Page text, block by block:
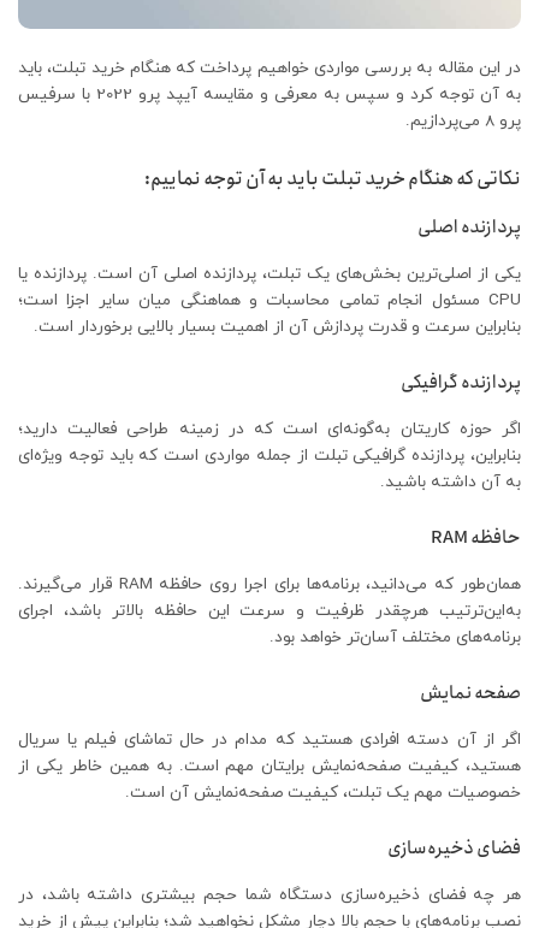
در این مقاله به بررسی مواردی خواهیم پرداخت که هنگام خرید تبلت، باید
به آن توجه کرد و سپس به معرفی و مقایسه آیپد پرو 2022 با سرفیس
پرو 8 می‌پردازیم.
نکاتی که هنگام خرید تبلت باید به آن توجه نماییم:
پردازنده اصلی
یکی از اصلی‌ترین بخش‌های یک تبلت، پردازنده اصلی آن است. پردازنده یا
CPU مسئول انجام تمامی محاسبات و هماهنگی میان سایر اجزا است؛
بنابراین سرعت و قدرت پردازش آن از اهمیت بسیار بالایی برخوردار است.
پردازنده گرافیکی
اگر حوزه کاریتان به‌گونه‌ای است که در زمینه طراحی فعالیت دارید؛
بنابراین، پردازنده گرافیکی تبلت از جمله مواردی است که باید توجه ویژه‌ای
به آن داشته باشید.
حافظه RAM
همان‌طور که می‌دانید، برنامه‌ها برای اجرا روی حافظه RAM قرار می‌گیرند.
به‌این‌ترتیب هرچقدر ظرفیت و سرعت این حافظه بالاتر باشد، اجرای
برنامه‌های مختلف آسان‌تر خواهد بود.
صفحه نمایش
اگر از آن دسته افرادی هستید که مدام در حال تماشای فیلم یا سریال
هستید، کیفیت صفحه‌نمایش برایتان مهم است. به همین خاطر یکی از
خصوصیات مهم یک تبلت، کیفیت صفحه‌نمایش آن است.
فضای ذخیره‌سازی
هر چه فضای ذخیره‌سازی دستگاه شما حجم بیشتری داشته باشد، در
نصب برنامه‌های با حجم بالا دچار مشکل نخواهید شد؛ بنابراین پیش از خرید